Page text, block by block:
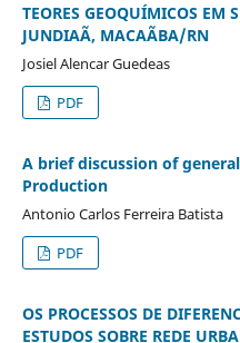
TEORES GEOQUÍMICOS EM
JUNDIAÃ, MACAÃBA/RN
Josiel Alencar Guedeas
PDF
A brief discussion of
Production
Antonio Carlos Ferreira Batista
PDF
OS PROCESSOS DE
ESTUDOS SOBRE REDE